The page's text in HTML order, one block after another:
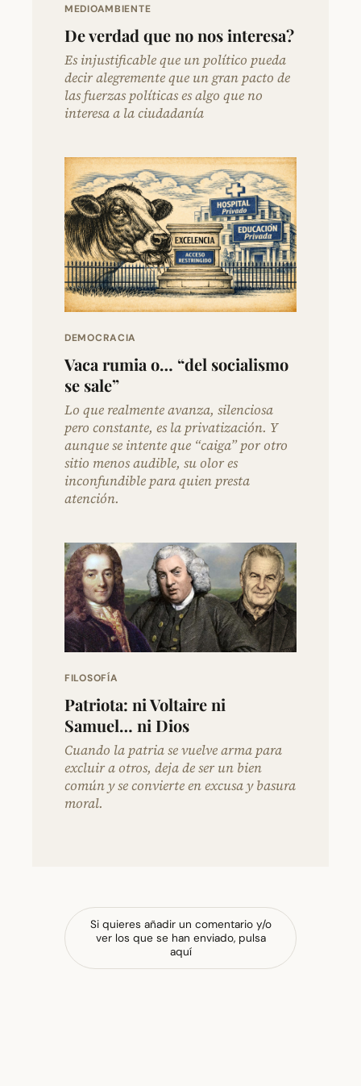
MEDIOAMBIENTE
De verdad que no nos interesa?
Es injustificable que un político pueda
decir alegremente que un gran pacto de
las fuerzas políticas es algo que no
interesa a la ciudadanía
DEMOCRACIA
Vaca rumia o… “del socialismo
se sale”
Lo que realmente avanza, silenciosa
pero constante, es la privatización. Y
aunque se intente que “caiga” por otro
sitio menos audible, su olor es
inconfundible para quien presta
atención.
FILOSOFÍA
Patriota: ni Voltaire ni
Samuel… ni Dios
Cuando la patria se vuelve arma para
excluir a otros, deja de ser un bien
común y se convierte en excusa y basura
moral.
Si quieres añadir un comentario y/o
ver los que se han enviado, pulsa
aquí